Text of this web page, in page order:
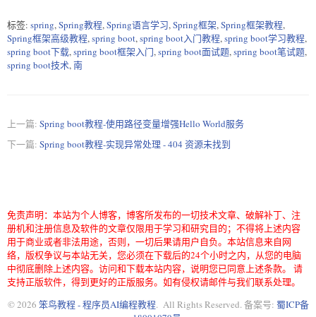
标签: spring,Spring教程,Spring语言学习,Spring框架,Spring框架教程,
Spring框架高级教程,spring boot,spring boot入门教程,spring boot学习教程,
spring boot下载,spring boot框架入门,spring boot面试题,spring boot笔试题,
spring boot技术,南
上一篇: Spring boot教程-使用路径变量增强Hello World服务
下一篇: Spring boot教程-实现异常处理 - 404 资源未找到
免责声明：本站为个人博客，博客所发布的一切技术文章、破解补丁、注
册机和注册信息及软件的文章仅限用于学习和研究目的；不得将上述内容
用于商业或者非法用途，否则，一切后果请用户自负。本站信息来自网
络，版权争议与本站无关，您必须在下载后的24个小时之内，从您的电脑
中彻底删除上述内容。访问和下载本站内容，说明您已同意上述条款。 请
支持正版软件，得到更好的正版服务。如有侵权请邮件与我们联系处理。
© 2026 笨鸟教程 - 程序员AI编程教程. All Rights Reserved. 备案号: 蜀ICP备